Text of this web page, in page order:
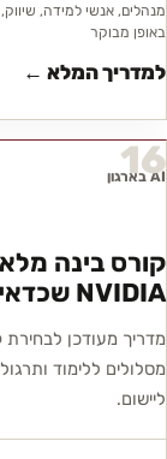
מנהלים, אנשי למידה,
באופן מבוקר
למדריך המלא ←
AI בארגון
NVIDIA שכדאי להכיר
ליישום.
16